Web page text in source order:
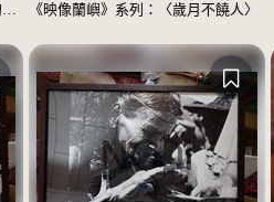
《映像蘭嶼》系列：〈佔用涼亭的男士們〉 《映像蘭嶼》系列：〈歲月不饒人〉